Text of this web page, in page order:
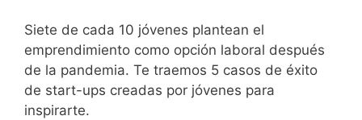
Siete de cada 10 jóvenes plantean el
emprendimiento como opción laboral después
de la pandemia. Te traemos 5 casos de éxito
de start-ups creadas por jóvenes para
inspirarte.